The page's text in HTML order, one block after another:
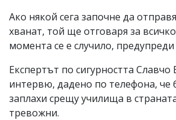
Ако някой сега започне да
хванат, той ще отговаря за
момента се е случило, предупреди
Експертът по сигурността
интервю, дадено по телефона, че
заплахи срещу училища в
тревожни.